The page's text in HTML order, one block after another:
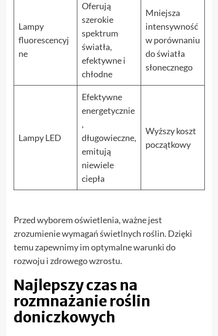
Lampy
fluorescencyj
ne
Oferują
szerokie
spektrum
światła,
efektywne i
chłodne
Mniejsza
intensywność
w porównaniu
do światła
słonecznego
Lampy LED
Efektywne
energetycznie
,
długowieczne,
emitują
niewiele
ciepła
Wyższy koszt
początkowy
Przed wyborem oświetlenia, ważne jest
zrozumienie wymagań świetlnych roślin. Dzięki
temu zapewnimy im optymalne warunki do
rozwoju i zdrowego wzrostu.
Najlepszy czas na
rozmnażanie roślin
doniczkowych